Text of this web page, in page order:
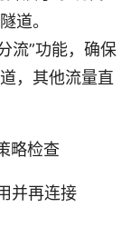
道。
流”功能，确保
，其他流量直
略检查
并再连接